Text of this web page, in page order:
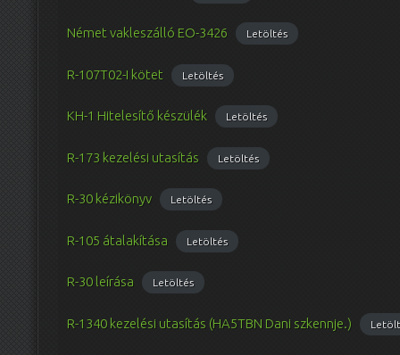
Német vakleszálló EO-3426 Letöltés
R-107T02-I kötet Letöltés
KH-1 Hitelesítő készülék Letöltés
R-173 kezelési utasítás Letöltés
R-30 kézikönyv Letöltés
R-105 átalakítása Letöltés
R-30 leírása Letöltés
R-1340 kezelési utasítás (HA5TBN Dani szkennje.)